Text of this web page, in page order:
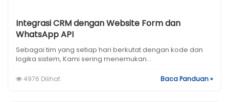
Integrasi CRM dengan Website Form dan
WhatsApp API
Sebagai tim yang setiap hari berkutat dengan kode dan
logika sistem, Kami sering menemukan...
4976 Dilihat Baca Panduan »